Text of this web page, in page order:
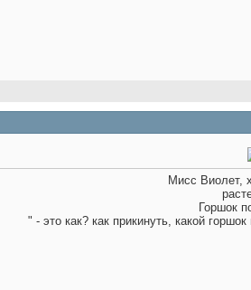
Мисс Виолет,
Горшок
" - это как? как прикинуть, какой